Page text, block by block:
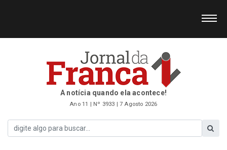
A notícia quando ela acontece!
Ano 11 | Nº 3933 | 7 Agosto 2026